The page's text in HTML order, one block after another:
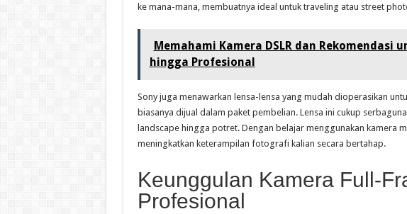
ke mana-mana, membuatnya ideal untuk traveling atau street
Memahami Kamera DSLR dan Rekomendasi
hingga Profesional
Sony juga menawarkan lensa-lensa yang mudah dioperasikan
biasanya dijual dalam paket pembelian. Lensa ini cukup
landscape hingga potret. Dengan belajar menggunakan kamera
meningkatkan keterampilan fotografi kalian secara bertahap.
Keunggulan Kamera Full-
Profesional